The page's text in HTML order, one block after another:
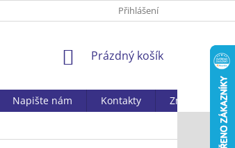
ZPRACOVÁNÍ OSOBNÍCH ÚDAJŮ DOSTUPNOST
Přihlášení
NÁKUPNÍ
Prázdný košík
Napište nám Kontakty
Značky